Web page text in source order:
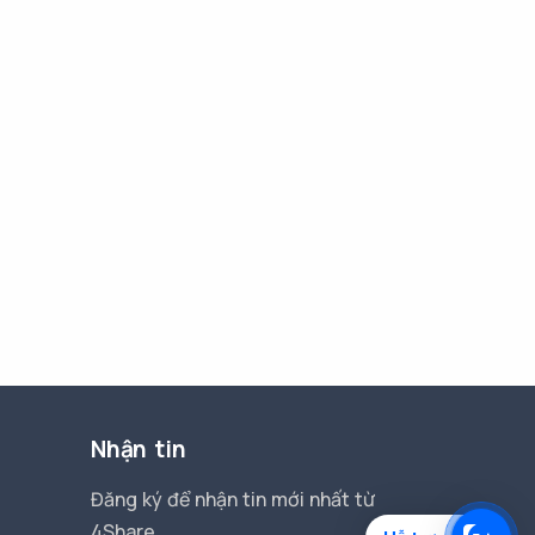
Nhận tin
Đăng ký để nhận tin mới nhất từ